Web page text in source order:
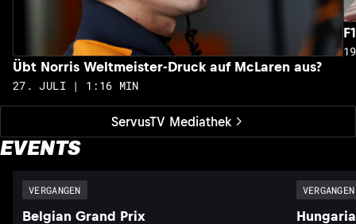
ServusTV Mediathek
Übt Norris Weltmeister-Druck auf McLaren aus?
27. JULI | 1:16 MIN
EVENTS
VERGANGEN
Belgian Grand Prix
VERGANGEN